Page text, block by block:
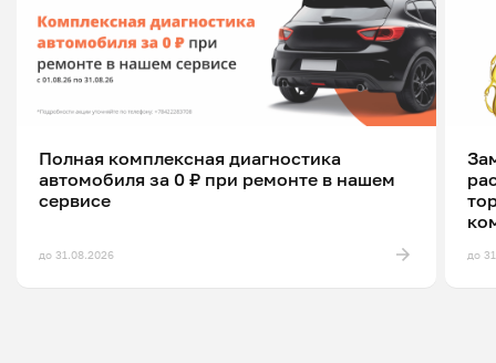
Полная комплексная диагностика
автомобиля за 0 ₽ при ремонте в нашем
сервисе
до 31.08.2026 до